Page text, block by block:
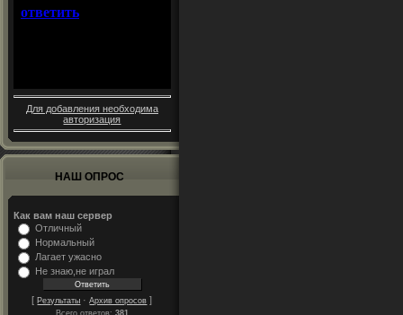
Для добавления необходима
авторизация
НАШ ОПРОС
Как вам наш сервер
Отличный
Нормальный
Лагает ужасно
Не знаю,не играл
[Результаты ·Архив опросов ]